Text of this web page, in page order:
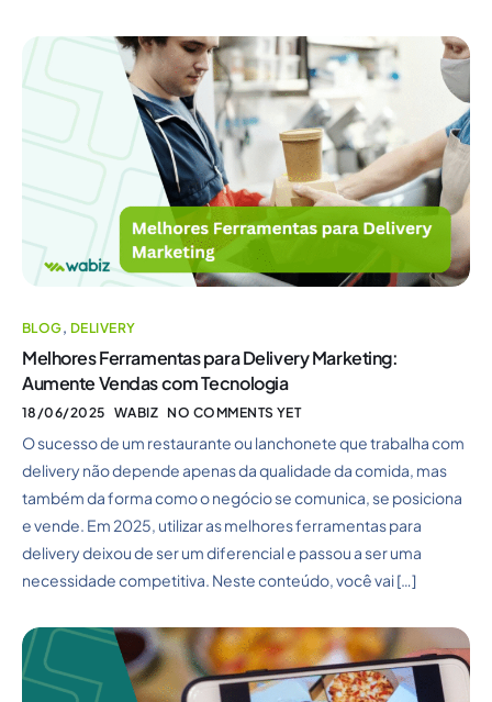
BLOG, DELIVERY
Melhores Ferramentas para Delivery Marketing:
Aumente Vendas com Tecnologia
18/06/2025 WABIZ NO COMMENTS YET
O sucesso de um restaurante ou lanchonete que trabalha com
delivery não depende apenas da qualidade da comida, mas
também da forma como o negócio se comunica, se posiciona
e vende. Em 2025, utilizar as melhores ferramentas para
delivery deixou de ser um diferencial e passou a ser uma
necessidade competitiva. Neste conteúdo, você vai […]